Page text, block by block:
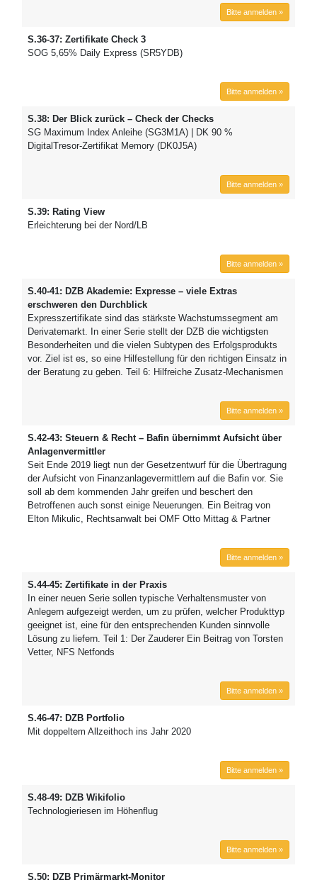
Bitte anmelden »
S.36-37: Zertifikate Check 3
SOG 5,65% Daily Express (SR5YDB)
Bitte anmelden »
S.38: Der Blick zurück – Check der Checks
SG Maximum Index Anleihe (SG3M1A) | DK 90 %
DigitalTresor-Zertifikat Memory (DK0J5A)
Bitte anmelden »
S.39: Rating View
Erleichterung bei der Nord/LB
Bitte anmelden »
S.40-41: DZB Akademie: Expresse – viele Extras
erschweren den Durchblick
Expresszertifikate sind das stärkste Wachstumssegment am
Derivatemarkt. In einer Serie stellt der DZB die wichtigsten
Besonderheiten und die vielen Subtypen des Erfolgsprodukts
vor. Ziel ist es, so eine Hilfestellung für den richtigen Einsatz in
der Beratung zu geben. Teil 6: Hilfreiche Zusatz-Mechanismen
Bitte anmelden »
S.42-43: Steuern & Recht – Bafin übernimmt Aufsicht über
Anlagenvermittler
Seit Ende 2019 liegt nun der Gesetzentwurf für die Übertragung
der Aufsicht von Finanzanlagevermittlern auf die Bafin vor. Sie
soll ab dem kommenden Jahr greifen und beschert den
Betroffenen auch sonst einige Neuerungen. Ein Beitrag von
Elton Mikulic, Rechtsanwalt bei OMF Otto Mittag & Partner
Bitte anmelden »
S.44-45: Zertifikate in der Praxis
In einer neuen Serie sollen typische Verhaltensmuster von
Anlegern aufgezeigt werden, um zu prüfen, welcher Produkttyp
geeignet ist, eine für den entsprechenden Kunden sinnvolle
Lösung zu liefern. Teil 1: Der Zauderer Ein Beitrag von Torsten
Vetter, NFS Netfonds
Bitte anmelden »
S.46-47: DZB Portfolio
Mit doppeltem Allzeithoch ins Jahr 2020
Bitte anmelden »
S.48-49: DZB Wikifolio
Technologieriesen im Höhenflug
Bitte anmelden »
S.50: DZB Primärmarkt-Monitor